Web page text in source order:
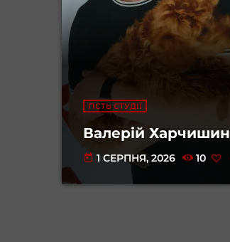
ГІСТЬ СТУДІЇ
Валерій Харчишин
today 1 СЕРПНЯ, 2026 10